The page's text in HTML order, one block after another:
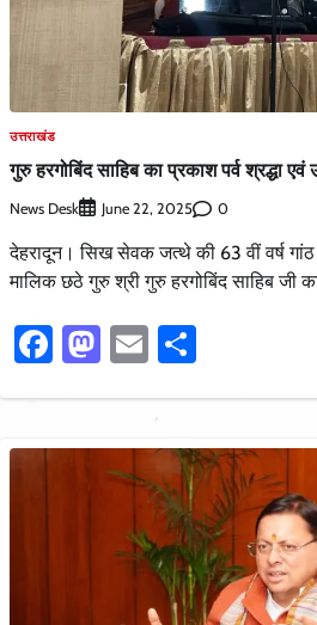
उत्तराखंड
गुरु हरगोबिंद साहिब का प्रकाश पर्व श्रद्धा एवं
News Desk June 22, 2025 0
देहरादून। सिख सेवक जत्थे की 63 वीं वर्ष गांठ
मालिक छठे गुरु श्री गुरु हरगोबिंद साहिब जी
Facebook
Mastodon
Email